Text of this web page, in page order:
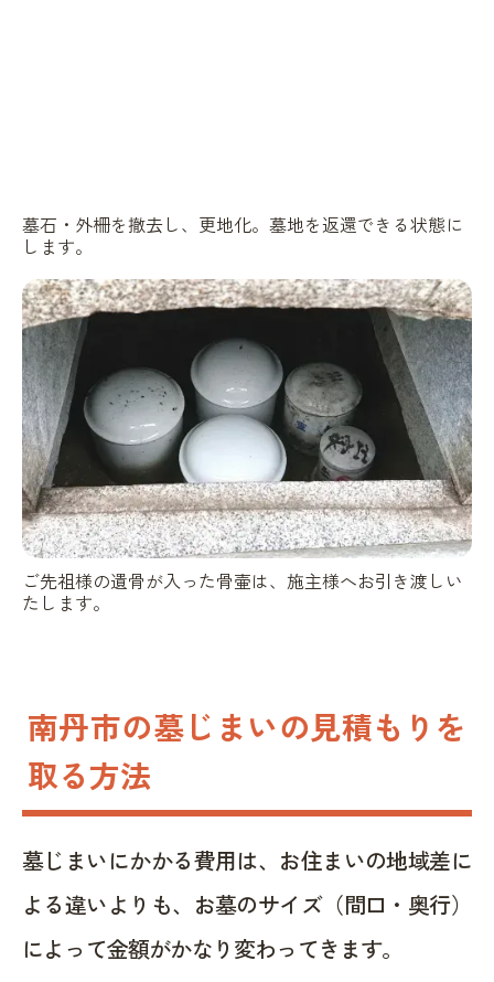
墓石・外柵を撤去し、更地化。墓地を返還できる状態に
します。
ご先祖様の遺骨が入った骨壷は、施主様へお引き渡しい
たします。
南丹市の墓じまいの見積もりを
取る方法
墓じまいにかかる費用は、お住まいの地域差に
よる違いよりも、お墓のサイズ（間口・奥行）
によって金額がかなり変わってきます。